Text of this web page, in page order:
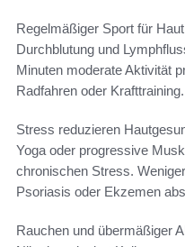
Regelmäßiger Sport für
Durchblutung und
Minuten moderate Aktivität
Radfahren oder Krafttraining.
Stress reduzieren
Yoga oder progressive
chronischen Stress.
Psoriasis oder Ekzemen
Rauchen und übermäßiger